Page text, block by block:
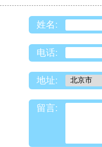
姓名:
电话:
地址:
留言: